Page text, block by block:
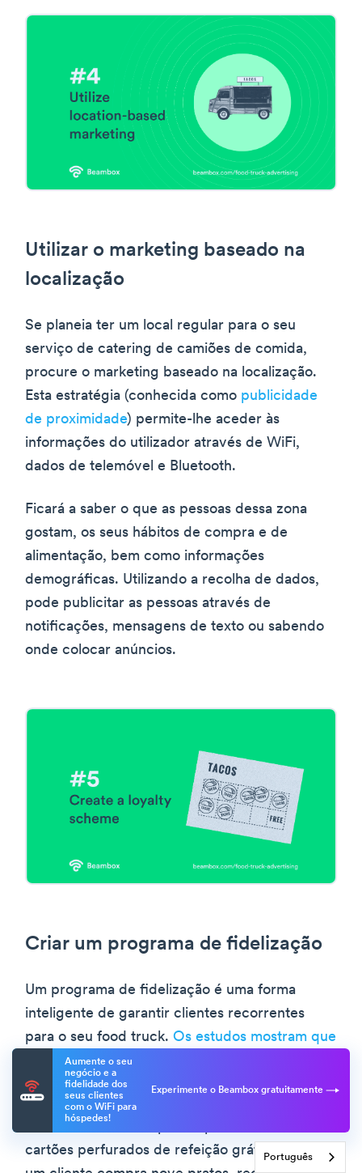
Utilizar o marketing baseado na
localização
Se planeia ter um local regular para o seu
serviço de catering de camiões de comida,
procure o marketing baseado na localização.
Esta estratégia (conhecida como publicidade
de proximidade) permite-lhe aceder às
informações do utilizador através de WiFi,
dados de telemóvel e Bluetooth.
Ficará a saber o que as pessoas dessa zona
gostam, os seus hábitos de compra e de
alimentação, bem como informações
demográficas. Utilizando a recolha de dados,
pode publicitar as pessoas através de
notificações, mensagens de texto ou sabendo
onde colocar anúncios.
Criar um programa de fidelização
Um programa de fidelização é uma forma
inteligente de garantir clientes recorrentes
para o seu food truck. Os estudos mostram que
os clientes gastam o dobro com empresas que
oferecem prémios de fidelidade.
Precisa de um exemplo? Experimente dar
cartões perfurados de refeição grátis. Quando
Aumente o seu
negócio e a
fidelidade dos
seus clientes
com o WiFi para
hóspedes!
Experimente o Beambox gratuitamente
Português